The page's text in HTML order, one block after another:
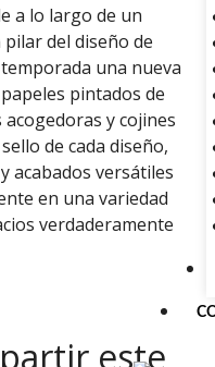
a lo largo de un
del diseño de
una nueva
pintados de
y cojines
de cada diseño,
acabados versátiles
en una variedad
verdaderamente
este